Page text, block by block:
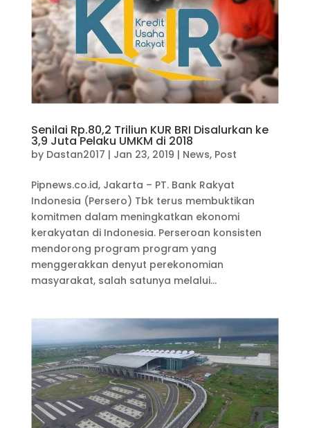
Senilai Rp.80,2 Triliun KUR BRI Disalurkan ke
3,9 Juta Pelaku UMKM di 2018
by Dastan2017 | Jan 23, 2019 | News, Post
Pipnews.co.id, Jakarta – PT. Bank Rakyat
Indonesia (Persero) Tbk terus membuktikan
komitmen dalam meningkatkan ekonomi
kerakyatan di Indonesia. Perseroan konsisten
mendorong program program yang
menggerakkan denyut perekonomian
masyarakat, salah satunya melalui...